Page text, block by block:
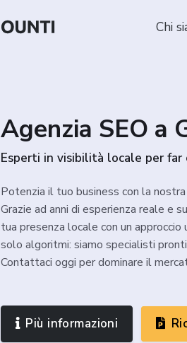
Chi
Agenzia SEO a
Esperti in visibilità locale per
Potenzia il tuo business con la
Grazie ad anni di esperienza reale e
tua presenza locale con un
solo algoritmi: siamo specialisti
Contattaci oggi per dominare il
Più informazioni